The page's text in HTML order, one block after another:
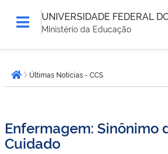
UNIVERSIDADE FEDERAL
Ministério da Educação
está
aqui:Página inicial
Últimas Notícias - CCS
Enfermagem: Sinônimo
Cuidado